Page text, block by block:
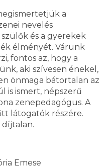
a
nevelés
és a gyerekek
élményét. Várunk
fontos az, hogy a
aki szívesen énekel,
önmaga bátortalan az
is ismert, népszerű
zenepedagógus. A
látogatók részére.
díjtalan.
Emese